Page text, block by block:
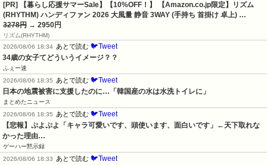
[PR] 【暮らし応援サマーSale】【10%OFF！】 【Amazon.co.jp限定】リズム
(RHYTHM) ハンディファン 2026 大風量 静音 3WAY (手持ち 首掛け 卓上) …
3278円 → 2950円
‎リズム(RHYTHM)
2026/08/06 18:34 あとで読む 🐦Tweet
34歳の女子てどういうイメージ？？
ふぇー速
2026/08/06 18:35 あとで読む 🐦Tweet
日本の地震被害に支援したのに…「韓国産の水は水洗トイレに」
まとめたニュース
2026/08/06 18:35 あとで読む 🐦Tweet
【悲報】ぷよぷよ「キャラ可愛いです、頭使います、面白いです」←天下取れな
かった理由…
ゲーハー黙示録
2026/08/06 18:33 あとで読む 🐦Tweet